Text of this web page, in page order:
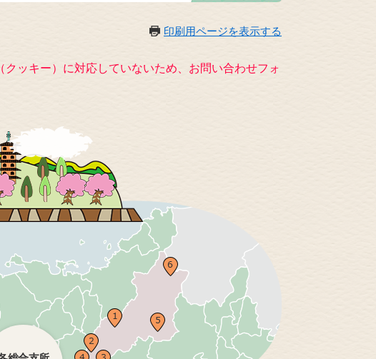
印刷用ページを表示する
ッキー）に対応していないため、お問い合わせフォ